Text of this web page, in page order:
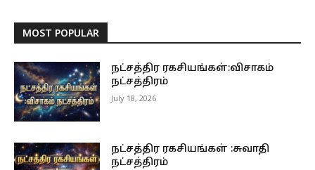
MOST POPULAR
நட்சத்திர ரகசியங்கள்:விசாகம்
நட்சத்திரம்
July 18, 2026
நட்சத்திர ரகசியங்கள் :சுவாதி
நட்சத்திரம்